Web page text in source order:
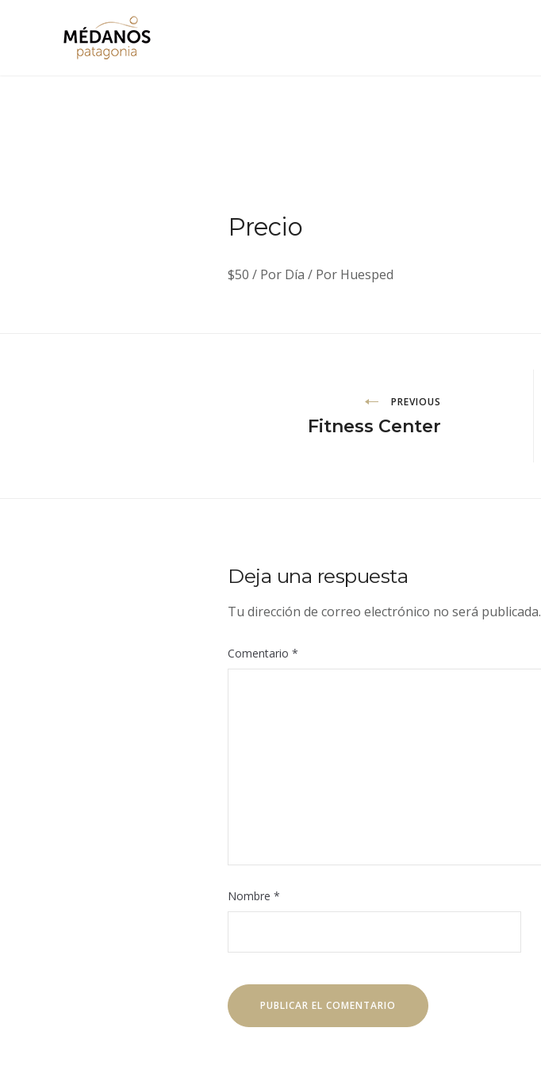
Precio
$50 / Por Día / Por Huesped
PREVIOUS
Fitness Center
Deja una respuesta
Tu dirección de correo electrónico no será publicada.
Comentario *
Nombre *